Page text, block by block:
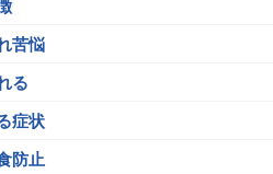
苦悩
る
症状
防止